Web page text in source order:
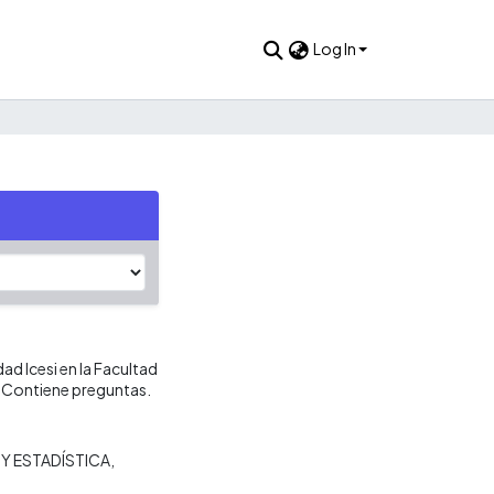
Log In
Icesi en la Facultad
preguntas.
ESTADÍSTICA